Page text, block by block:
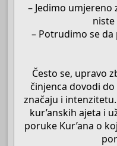
– Jedimo
– Potrudimo se
Često se, upravo
činjenca dovodi
značaju i
kur’anskih ajeta i
poruke Kur’ana o